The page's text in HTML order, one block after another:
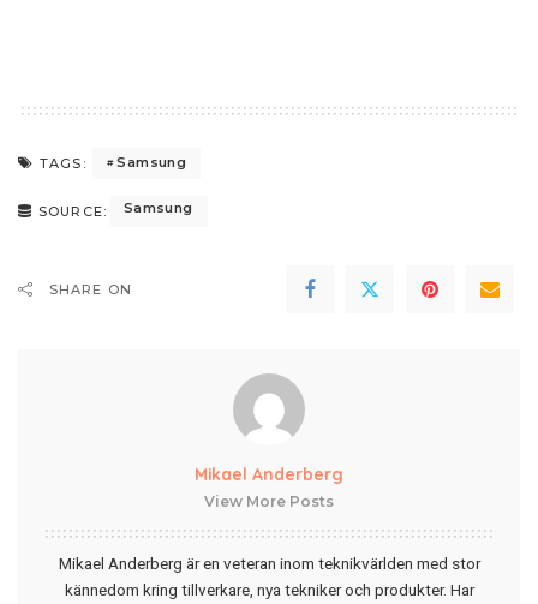
TAGS: Samsung
SOURCE: Samsung
SHARE ON
Mikael Anderberg
View More Posts
Mikael Anderberg är en veteran inom teknikvärlden med stor
kännedom kring tillverkare, nya tekniker och produkter. Har